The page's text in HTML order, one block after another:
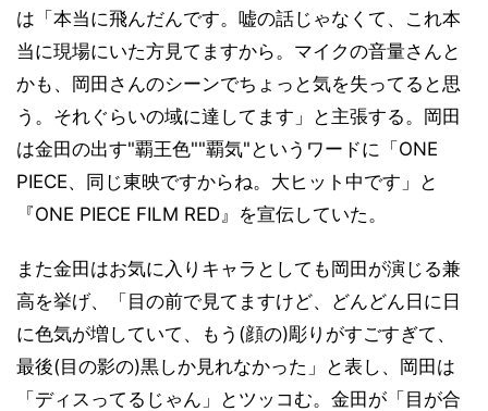
は「本当に飛んだんです。嘘の話じゃなくて、これ本
当に現場にいた方見てますから。マイクの音量さんと
かも、岡田さんのシーンでちょっと気を失ってると思
う。それぐらいの域に達してます」と主張する。岡田
は金田の出す"覇王色""覇気"というワードに「ONE
PIECE、同じ東映ですからね。大ヒット中です」と
『ONE PIECE FILM RED』を宣伝していた。
また金田はお気に入りキャラとしても岡田が演じる兼
高を挙げ、「目の前で見てますけど、どんどん日に日
に色気が増していて、もう(顔の)彫りがすごすぎて、
最後(目の影の)黒しか見れなかった」と表し、岡田は
「ディスってるじゃん」とツッコむ。金田が「目が合